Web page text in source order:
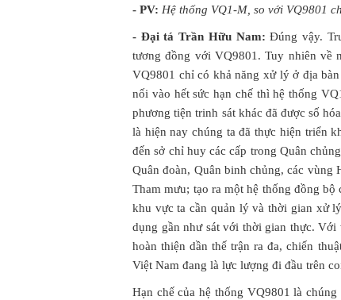
- PV: Hệ thống VQ1-M, so với VQ9801
- Đại tá Trần Hữu Nam: Đúng vậy.
tương đồng với VQ9801. Tuy nhiên
VQ9801 chỉ có khả năng xử lý ở địa
nối vào hết sức hạn chế thì hệ thống
phương tiện trinh sát khác đã được số
là hiện nay chúng ta đã thực hiện triển
đến sở chỉ huy các cấp trong Quân
Quân đoàn, Quân binh chủng, các vùng
Tham mưu; tạo ra một hệ thống đồng
khu vực ta cần quản lý và thời gian xử
dụng gần như sát với thời gian thực.
hoàn thiện dần thế trận ra đa, chiến
Việt Nam đang là lực lượng đi đầu trên
Hạn chế của hệ thống VQ9801 là